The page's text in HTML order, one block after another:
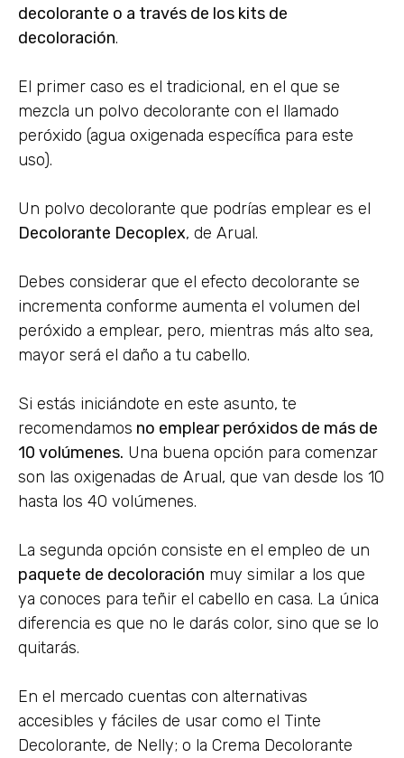
decolorante o a través de los kits de
decoloración.
El primer caso es el tradicional, en el que se
mezcla un polvo decolorante con el llamado
peróxido (agua oxigenada específica para este
uso).
Un polvo decolorante que podrías emplear es el
Decolorante Decoplex, de Arual.
Debes considerar que el efecto decolorante se
incrementa conforme aumenta el volumen del
peróxido a emplear, pero, mientras más alto sea,
mayor será el daño a tu cabello.
Si estás iniciándote en este asunto, te
recomendamos no emplear peróxidos de más de
10 volúmenes. Una buena opción para comenzar
son las oxigenadas de Arual, que van desde los 10
hasta los 40 volúmenes.
La segunda opción consiste en el empleo de un
paquete de decoloración muy similar a los que
ya conoces para teñir el cabello en casa. La única
diferencia es que no le darás color, sino que se lo
quitarás.
En el mercado cuentas con alternativas
accesibles y fáciles de usar como el Tinte
Decolorante, de Nelly; o la Crema Decolorante